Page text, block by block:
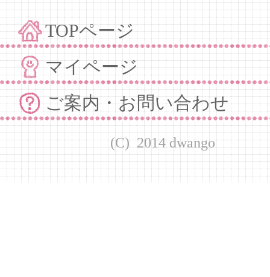
TOPページ
マイページ
ご案内・お問い合わせ
(C) 2014 dwango